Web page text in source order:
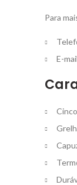
Para
E-